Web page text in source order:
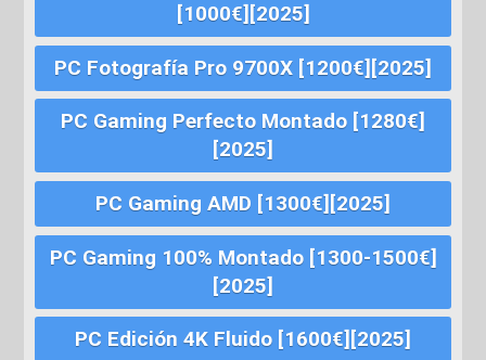
[1000€][2025]
PC Fotografía Pro 9700X [1200€][2025]
PC Gaming Perfecto Montado [1280€]
[2025]
PC Gaming AMD [1300€][2025]
PC Gaming 100% Montado [1300-1500€]
[2025]
PC Edición 4K Fluido [1600€][2025]